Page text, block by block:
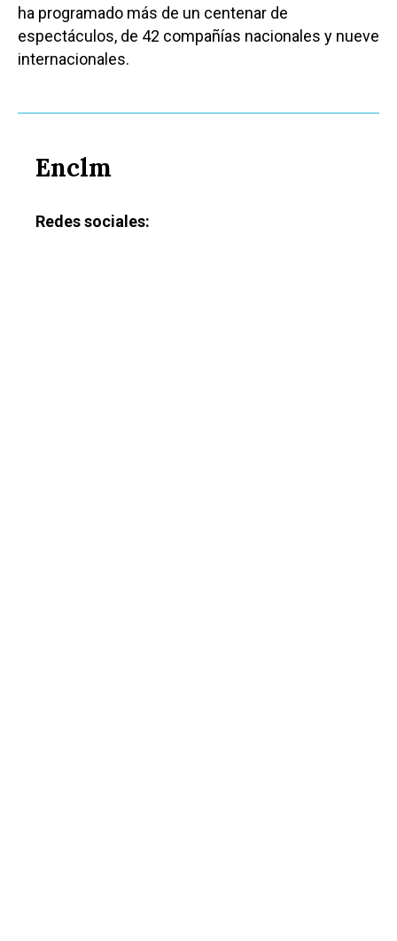
ha programado más de un centenar de
espectáculos, de 42 compañías nacionales y nueve
internacionales.
Enclm
Redes sociales: